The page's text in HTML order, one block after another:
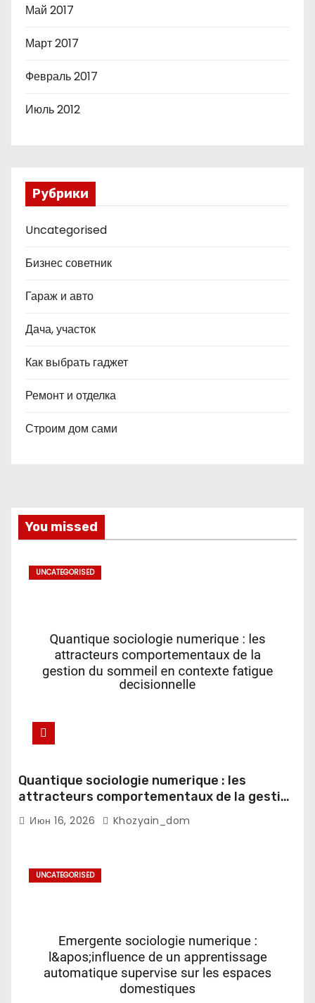
Май 2017
Март 2017
Февраль 2017
Июль 2012
Рубрики
Uncategorised
Бизнес советник
Гараж и авто
Дача, участок
Как выбрать гаджет
Ремонт и отделка
Строим дом сами
You missed
UNCATEGORISED
Quantique sociologie numerique : les
attracteurs comportementaux de la gestion
du sommeil en contexte fatigue
decisionnelle
Июн 16, 2026 Khozyain_dom
UNCATEGORISED